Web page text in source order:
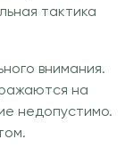
тактика
внимания.
на
недопустимо.